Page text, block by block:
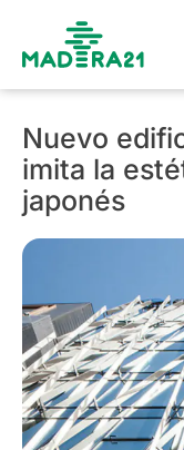
Nuevo
imita la
japonés